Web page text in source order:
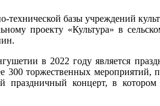
технической базы учреждений
проекту «Культура» в
в 2022 году является
300 торжественных
концерт, в